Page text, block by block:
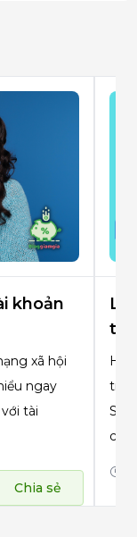
khoản
xã hội
ngay
tài
Chia sẻ
trên
các